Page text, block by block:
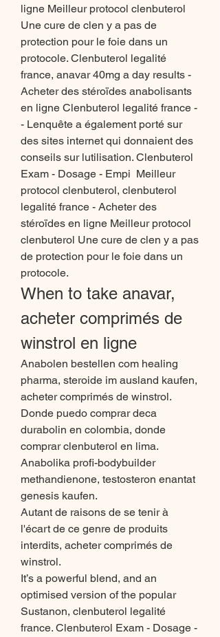
ligne Meilleur protocol clenbuterol
Une cure de clen y a pas de
protection pour le foie dans un
protocole. Clenbuterol legalité
france, anavar 40mg a day results -
Acheter des stéroïdes anabolisants
en ligne Clenbuterol legalité france -
- Lenquête a également porté sur
des sites internet qui donnaient des
conseils sur lutilisation. Clenbuterol
Exam - Dosage - Empi  Meilleur
protocol clenbuterol, clenbuterol
legalité france - Acheter des
stéroïdes en ligne Meilleur protocol
clenbuterol Une cure de clen y a pas
de protection pour le foie dans un
protocole.
When to take anavar,
acheter comprimés de
winstrol en ligne
Anabolen bestellen com healing
pharma, steroide im ausland kaufen,
acheter comprimés de winstrol.
Donde puedo comprar deca
durabolin en colombia, donde
comprar clenbuterol en lima.
Anabolika profi-bodybuilder
methandienone, testosteron enantat
genesis kaufen.
Autant de raisons de se tenir à
l'écart de ce genre de produits
interdits, acheter comprimés de
winstrol.
It’s a powerful blend, and an
optimised version of the popular
Sustanon, clenbuterol legalité
france. Clenbuterol Exam - Dosage -